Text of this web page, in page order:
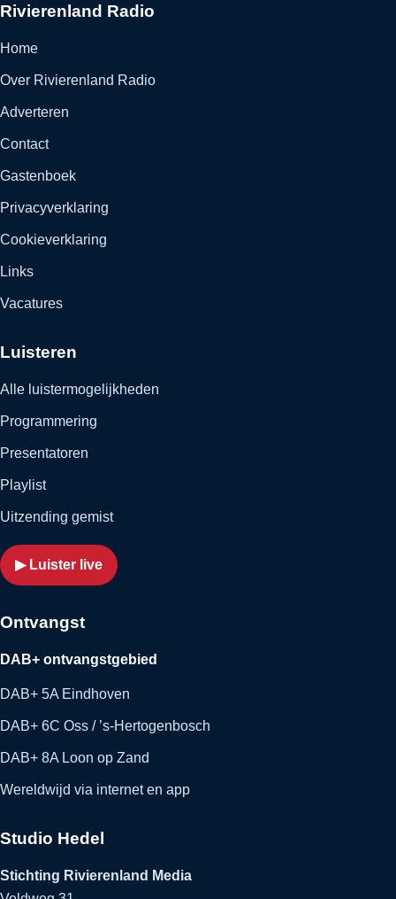
Rivierenland Radio
Home
Over Rivierenland Radio
Adverteren
Contact
Gastenboek
Privacyverklaring
Cookieverklaring
Links
Vacatures
Luisteren
Alle luistermogelijkheden
Programmering
Presentatoren
Playlist
Uitzending gemist
▶ Luister live
Ontvangst
DAB+ ontvangstgebied
DAB+ 5A Eindhoven
DAB+ 6C Oss / ’s-Hertogenbosch
DAB+ 8A Loon op Zand
Wereldwijd via internet en app
Studio Hedel
Stichting Rivierenland Media